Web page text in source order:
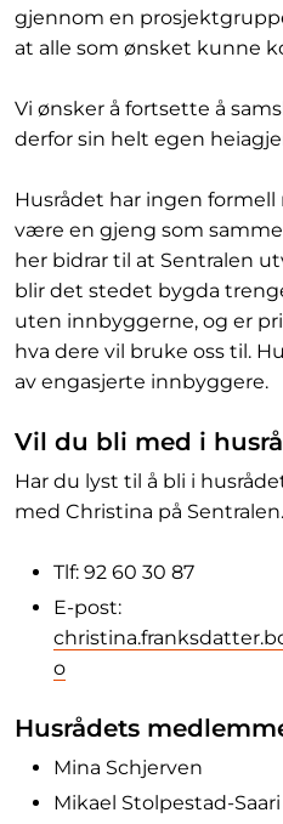
gjennom en
at alle som ønsket kunne
Vi ønsker å fortsette å
derfor sin helt egen
Husrådet har ingen
være en gjeng som
her bidrar til at Sentralen
blir det stedet bygda
uten innbyggerne, og er
hva dere vil bruke oss til.
av engasjerte innbyggere.
Vil du bli med i
Har du lyst til å bli i
med Christina på Sentralen.
Tlf: 92 60 30 87
E-post:
o
Husrådets
Mina Schjerven
Mikael Stolpestad-Saari